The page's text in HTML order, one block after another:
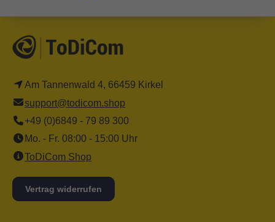
Am Tannenwald 4, 66459 Kirkel
support@todicom.shop
+49 (0)6849 - 79 89 300
Mo. - Fr. 08:00 - 15:00 Uhr
ToDiCom Shop
Vertrag widerrufen